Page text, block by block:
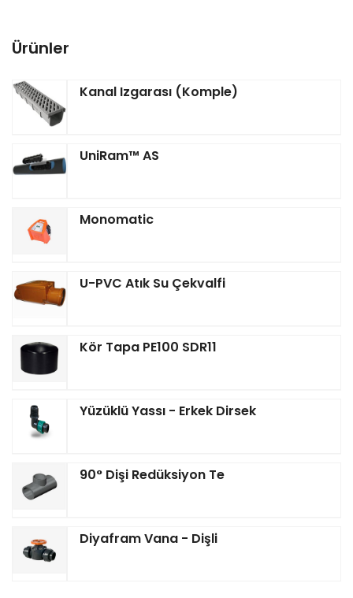
Ürünler
Kanal Izgarası (Komple)
UniRam™ AS
Monomatic
U-PVC Atık Su Çekvalfi
Kör Tapa PE100 SDR11
Yüzüklü Yassı - Erkek Dirsek
90° Dişi Redüksiyon Te
Diyafram Vana - Dişli